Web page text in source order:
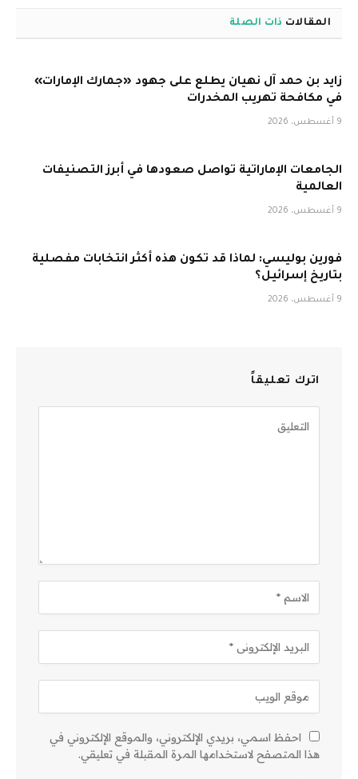
المقالات ذات الصلة
زايد بن حمد آل نهيان يطلع على جهود «جمارك الإمارات»
في مكافحة تهريب المخدرات
9 أغسطس، 2026
الجامعات الإماراتية تواصل صعودها في أبرز التصنيفات
العالمية
9 أغسطس، 2026
فورين بوليسي: لماذا قد تكون هذه أكثر انتخابات مفصلية
بتاريخ إسرائيل؟
9 أغسطس، 2026
اترك تعليقاً
احفظ اسمي، بريدي الإلكتروني، والموقع الإلكتروني في
هذا المتصفح لاستخدامها المرة المقبلة في تعليقي.